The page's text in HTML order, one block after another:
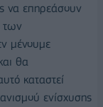
να επηρεάσουν
των
μένουμε
θα
καταστεί
ενίσχυσης